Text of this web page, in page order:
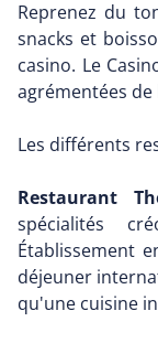
Reprenez du
snacks et
casino. Le
agrémentées de
Les différents
Restaurant
spécialités
Établissement
déjeuner
qu'une cuisine